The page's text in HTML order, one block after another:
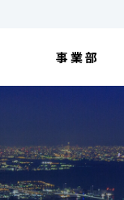
事業部